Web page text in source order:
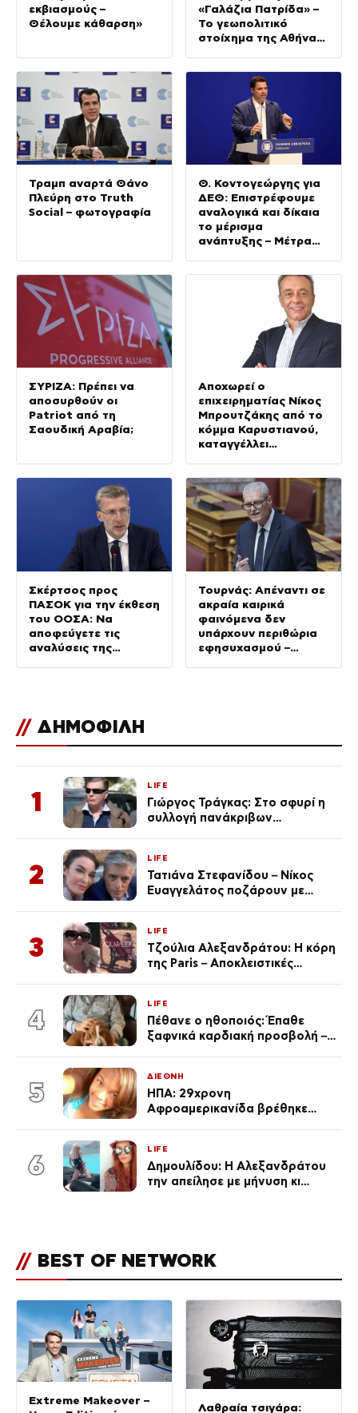
εκβιασμούς –
Θέλουμε κάθαρση»
«Γαλάζια Πατρίδα» –
Το γεωπολιτικό
στοίχημα της Αθήνας
Τραμπ αναρτά Θάνο
Πλεύρη στο Truth
Social – φωτογραφία
Θ. Κοντογεώργης για
ΔΕΘ: Επιστρέφουμε
αναλογικά και δίκαια
το μέρισμα
ανάπτυξης – Μέτρα
ΣΥΡΙΖΑ: Πρέπει να
αποσυρθούν οι
Patriot από τη
Σαουδική Αραβία;
Αποχωρεί ο
επιχειρηματίας Νίκος
Μπρουτζάκης από το
κόμμα Καρυστιανού,
καταγγέλλει
Σκέρτσος προς
ΠΑΣΟΚ για την έκθεση
του ΟΟΣΑ: Να
αποφεύγετε τις
αναλύσεις της
Τουρνάς: Απέναντι σε
ακραία καιρικά
φαινόμενα δεν
υπάρχουν περιθώρια
εφησυχασμού –
// ΔΗΜΟΦΙΛΗ
1
LIFE
Γιώργος Τράγκας: Στο σφυρί η
συλλογή πανάκριβων
2
LIFE
Τατιάνα Στεφανίδου – Νίκος
Ευαγγελάτος ποζάρουν με
3
LIFE
Τζούλια Αλεξανδράτου: Η κόρη
της Paris – Αποκλειστικές
4
LIFE
Πέθανε ο ηθοποιός: Έπαθε
ξαφνικά καρδιακή προσβολή – Η
5
ΔΙΕΘΝΗ
ΗΠΑ: 29χρονη
Αφροαμερικανίδα βρέθηκε
6
LIFE
Δημουλίδου: Η Αλεξανδράτου
την απείλησε με μήνυση κι
// BEST OF NETWORK
Extreme Makeover –
Λαθραία τσιγάρα: